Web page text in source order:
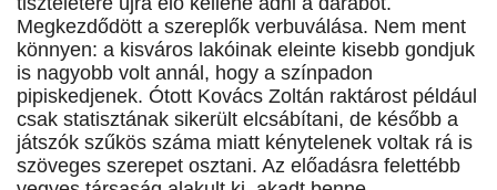
Megkezdődött a szereplők verbuválása. Nem ment
könnyen: a kisváros lakóinak eleinte kisebb gondjuk
is nagyobb volt annál, hogy a színpadon
pipiskedjenek. Ótott Kovács Zoltán raktárost például
csak statisztának sikerült elcsábítani, de később a
játszók szűkös száma miatt kénytelenek voltak rá is
szöveges szerepet osztani. Az előadásra felettébb